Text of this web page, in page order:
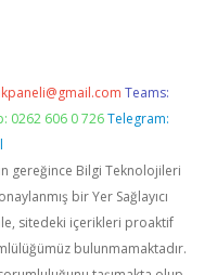
Teams:
0262 606 0 726 Telegram:
gereğince Bilgi Teknolojileri
bir Yer Sağlayıcı
sitedeki içerikleri proaktif
bulunmamaktadır.